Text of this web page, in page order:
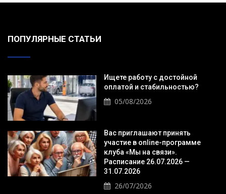
ПОПУЛЯРНЫЕ СТАТЬИ
Ищете работу с достойной
оплатой и стабильностью?
05/08/2026
Вас приглашают принять
участие в online-программе
клуба «Мы на связи».
Расписание 26.07.2026 —
31.07.2026
26/07/2026